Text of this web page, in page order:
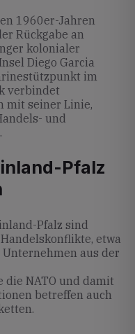
1960er-Jahren
Rückgabe an
kolonialer
Diego Garcia
im
verbindet
mit seiner Linie,
und
Pfalz
Pfalz sind
etwa
aus der
NATO und damit
betreffen auch